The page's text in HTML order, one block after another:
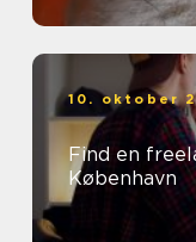
10. oktober
Find en
København